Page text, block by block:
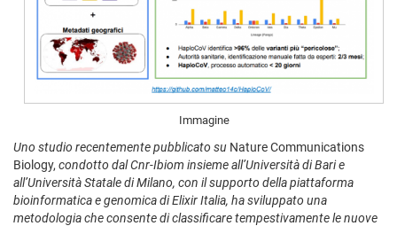
Immagine
Uno studio recentemente pubblicato su Nature Communications
Biology, condotto dal Cnr-Ibiom insieme all’Università di Bari e
all’Università Statale di Milano, con il supporto della piattaforma
bioinformatica e genomica di Elixir Italia, ha sviluppato una
metodologia che consente di classificare tempestivamente le nuove